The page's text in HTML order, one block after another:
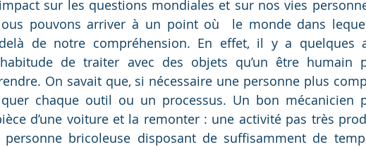
sur les questions mondiales et sur nos vies
pouvons arriver à un point où  le monde dans
de notre compréhension. En effet, il y a quelques
de traiter avec des objets qu’un être humain
On savait que, si nécessaire une personne plus
chaque outil ou un processus. Un bon mécanicien
d’une voiture et la remonter : une activité pas très
personne bricoleuse disposant de suffisamment de